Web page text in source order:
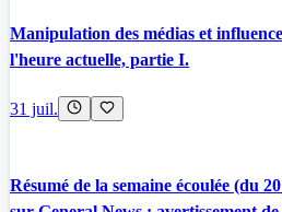
Manipulation des médias et
l'heure actuelle, partie I.
31 juil.
Résumé de la semaine écoulée (du